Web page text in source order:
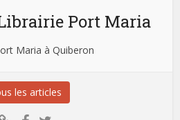
Port Maria
Maria à Quiberon
les articles